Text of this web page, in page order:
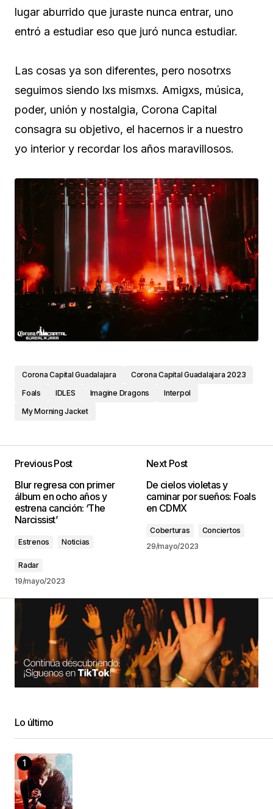
lugar aburrido que juraste nunca entrar, uno
entró a estudiar eso que juró nunca estudiar.
Las cosas ya son diferentes, pero nosotrxs
seguimos siendo lxs mismxs. Amigxs, música,
poder, unión y nostalgia, Corona Capital
consagra su objetivo, el hacernos ir a nuestro
yo interior y recordar los años maravillosos.
Corona Capital Guadalajara
Corona Capital Guadalajara 2023
Foals
IDLES Imagine Dragons
Interpol
My Morning Jacket
Previous Post
Blur regresa con primer
álbum en ocho años y
estrena canción: ‘The
Narcissist’
Estrenos Noticias
Radar
19/mayo/2023
Next Post
De cielos violetas y
caminar por sueños: Foals
en CDMX
Coberturas
Conciertos
29/mayo/2023
Lo último